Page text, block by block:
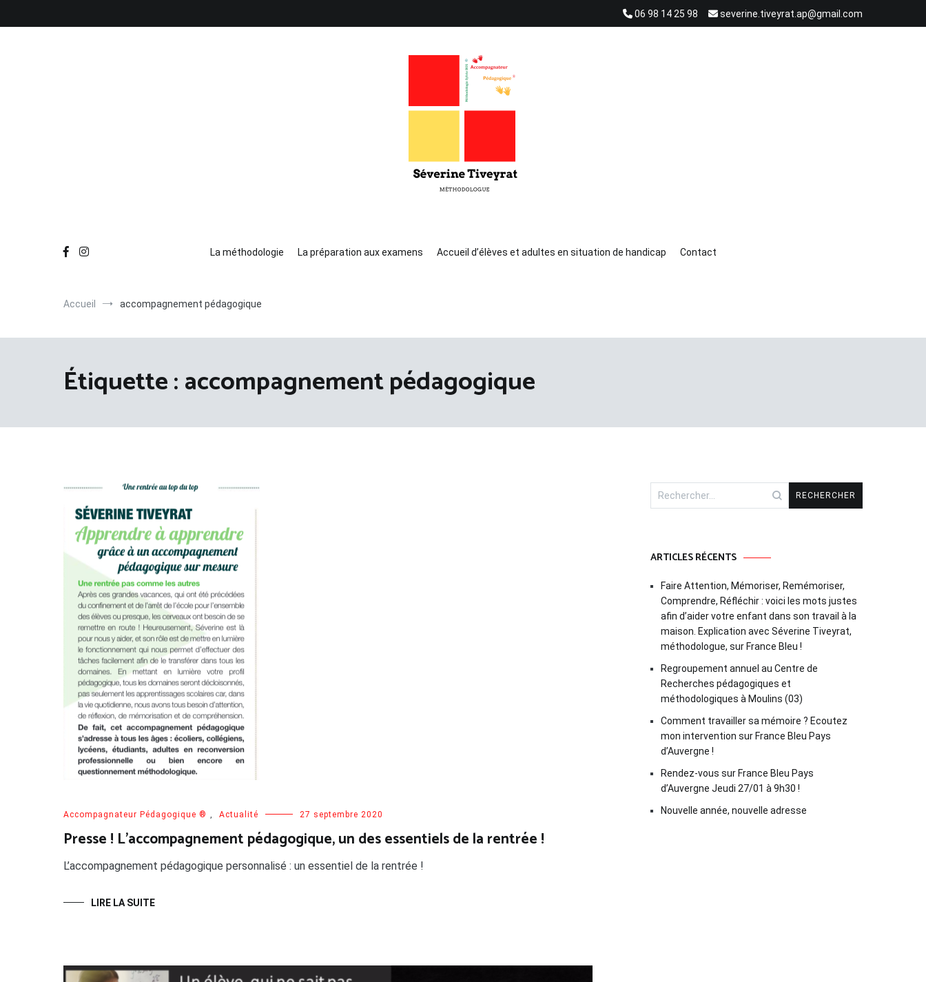
06 98 14 25 98 severine.tiveyrat.ap@gmail.com
La méthodologie
La préparation aux examens Accueil d’élèves et adultes en situation de handicap Contact
Accueil accompagnement pédagogique
Étiquette :accompagnement pédagogique
Accompagnateur Pédagogique ® , Actualité 27 septembre 2020
Presse ! L’accompagnement pédagogique, un des essentiels de la rentrée !
L’accompagnement pédagogique personnalisé : un essentiel de la rentrée !
LIRE LA SUITE
ARTICLES RÉCENTS
Faire Attention, Mémoriser, Remémoriser,
Comprendre, Réfléchir : voici les mots justes
afin d’aider votre enfant dans son travail à la
maison. Explication avec Séverine Tiveyrat,
méthodologue, sur France Bleu !
Regroupement annuel au Centre de
Recherches pédagogiques et
méthodologiques à Moulins (03)
Comment travailler sa mémoire ? Ecoutez
mon intervention sur France Bleu Pays
d’Auvergne !
Rendez-vous sur France Bleu Pays
d’Auvergne Jeudi 27/01 à 9h30 !
Nouvelle année, nouvelle adresse